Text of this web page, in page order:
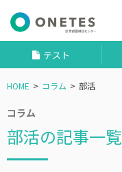
テスト
HOME コラム 部活
コラム
部活の記事一覧